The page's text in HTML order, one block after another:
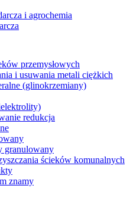
i agrochemia
przemysłowych
i usuwania metali ciężkich
(glinokrzemiany)
redukcja
granulowany
ścieków komunalnych
znamy